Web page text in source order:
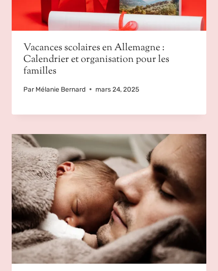
Vacances scolaires en Allemagne :
Calendrier et organisation pour les
familles
Par Mélanie Bernard mars 24, 2025